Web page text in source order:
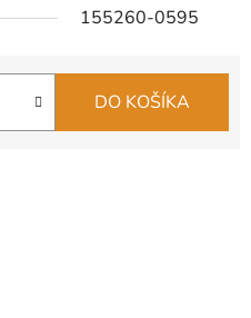
155260-0595
DO KOŠÍKA